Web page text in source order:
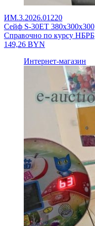
ИМ.3.2026.01220
Сейф S-30ET 380x300x300
Справочно по курсу НБРБ
149,26 BYN
Интернет-магазин